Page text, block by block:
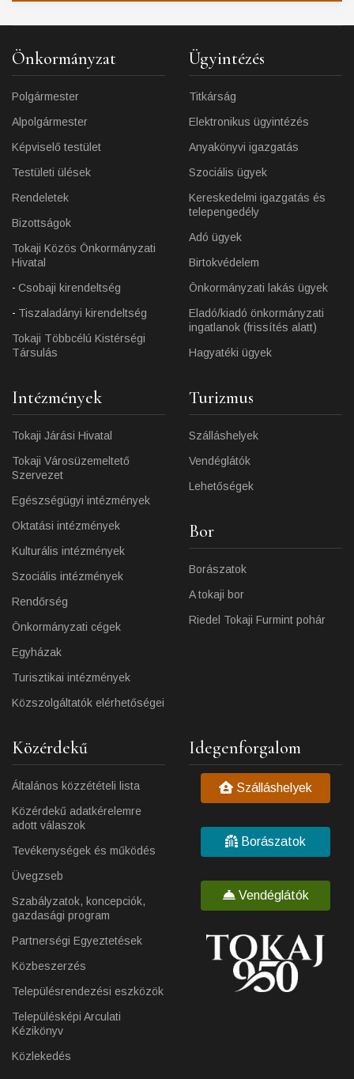
Önkormányzat
Polgármester
Alpolgármester
Képviselő testület
Testületi ülések
Rendeletek
Bizottságok
Tokaji Közös Önkormányzati
Hivatal
Csobaji kirendeltség
Tiszaladányi kirendeltség
Tokaji Többcélú Kistérségi
Társulás
Ügyintézés
Titkárság
Elektronikus ügyintézés
Anyakönyvi igazgatás
Szociális ügyek
Kereskedelmi igazgatás és
telepengedély
Adó ügyek
Birtokvédelem
Önkormányzati lakás ügyek
Eladó/kiadó önkormányzati
ingatlanok (frissítés alatt)
Hagyatéki ügyek
Intézmények
Tokaji Járási Hivatal
Tokaji Városüzemeltető
Szervezet
Egészségügyi intézmények
Oktatási intézmények
Kulturális intézmények
Szociális intézmények
Rendőrség
Önkormányzati cégek
Egyházak
Turisztikai intézmények
Közszolgáltatók elérhetőségei
Turizmus
Szálláshelyek
Vendéglátók
Lehetőségek
Bor
Borászatok
A tokaji bor
Riedel Tokaji Furmint pohár
Közérdekű
Általános közzétételi lista
Közérdekű adatkérelemre
adott válaszok
Tevékenységek és működés
Üvegzseb
Szabályzatok, koncepciók,
gazdasági program
Partnerségi Egyeztetések
Közbeszerzés
Településrendezési eszközök
Településképi Arculati
Kézikönyv
Közlekedés
Idegenforgalom
Szálláshelyek
Borászatok
Vendéglátók